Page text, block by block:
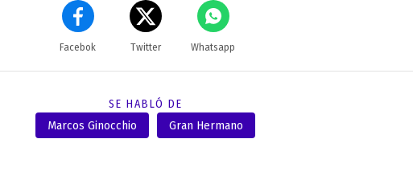
Facebok Twitter Whatsapp
SE HABLÓ DE
Marcos Ginocchio
Gran Hermano